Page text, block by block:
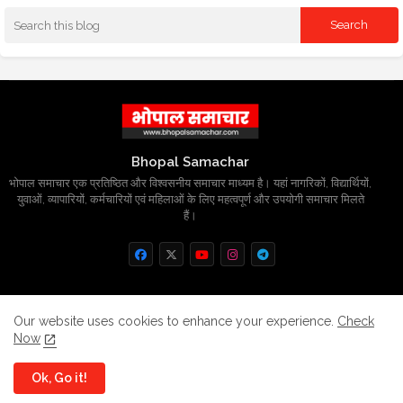
Bhopal Samachar
भोपाल समाचार एक प्रतिष्ठित और विश्वसनीय समाचार माध्यम है। यहां नागरिकों, विद्यार्थियों,
युवाओं, व्यापारियों, कर्मचारियों एवं महिलाओं के लिए महत्वपूर्ण और उपयोगी समाचार मिलते
हैं।
All Right Reserved Copyright
Home About Contact us
Privacy Policy
Our website uses cookies to enhance your experience. Check
Now
Ok, Go it!